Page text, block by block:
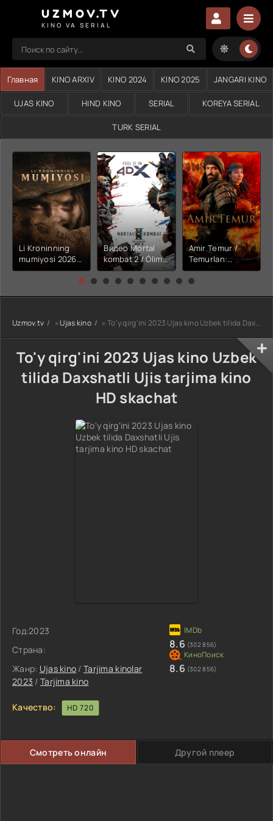
UZMOV.TV
KINO VA SERIAL
Главная KINO ARXIV KINO 2024 KINO 2025 JANGARI KINO
UJAS KINO HIND KINO SERIAL KOREYA SERIAL
TURK SERIAL
Li Kroninning
mumiyosi 2026
(uzbek tilida
kino) tarjima HD
Видео Mortal
kombat 2 / Ólim
jangi 2 (2026)
Uzbek tilida
Amir Temur /
Temurlan:
Fathchining
yuksalishi
tarjima kino Full
HD tas-ix
Uzmov.tv »Ujas kino » To'y qirg'ini 2023 Ujas kino Uzbek tilida Daxshatli Ujis tarjima kino HD skachat
To'y qirg'ini 2023 Ujas kino Uzbek
tilida Daxshatli Ujis tarjima kino
HD skachat
Год:2023
Страна:
Жанр: Ujas kino /Tarjima kinolar
2023 / Tarjima kino
8.6 (302 856)
8.6 (302 856)
Качество: HD 720
Смотреть онлайн Другой плеер